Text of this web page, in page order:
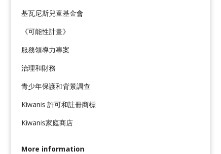
基瓦尼斯兒童基金會
《可能性計畫》
服務領導力專案
治理和財務
青少年保護和背景調查
Kiwanis 許可和註冊商標
Kiwanis家庭商店
More information